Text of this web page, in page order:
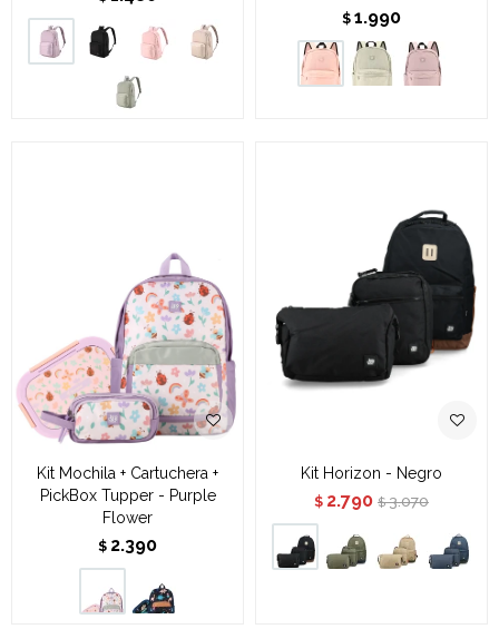
$ 1.990
Kit Mochila + Cartuchera +
PickBox Tupper - Purple
Flower
$ 2.390
Kit Horizon - Negro
$ 2.790 $ 3.070